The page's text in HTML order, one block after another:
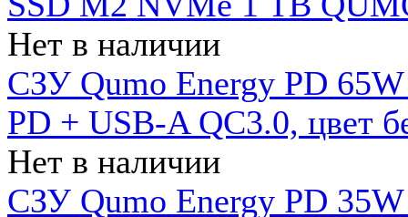
Нет в наличии
СЗУ Qumo Energy PD
PD + USB-A QC3.0, цвет
Нет в наличии
СЗУ Qumo Energy PD